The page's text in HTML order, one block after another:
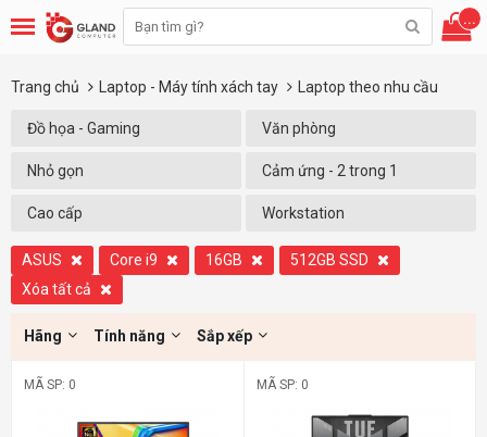
...
Trang chủ Laptop - Máy tính xách tay Laptop theo nhu cầu
Đồ họa - Gaming Văn phòng
Nhỏ gọn Cảm ứng - 2 trong 1
Cao cấp Workstation
ASUS Core i9 16GB
512GB SSD
Xóa tất cả
Hãng Tính năng Sắp xếp
MÃ SP: 0 MÃ SP: 0